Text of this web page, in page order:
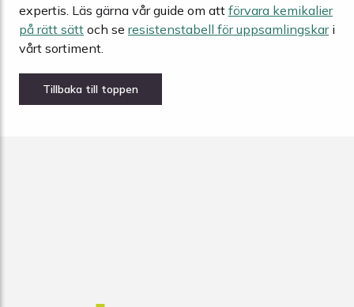
expertis. Läs gärna vår guide om att förvara kemikalier
på rätt sätt och se resistenstabell för uppsamlingskari
vårt sortiment.